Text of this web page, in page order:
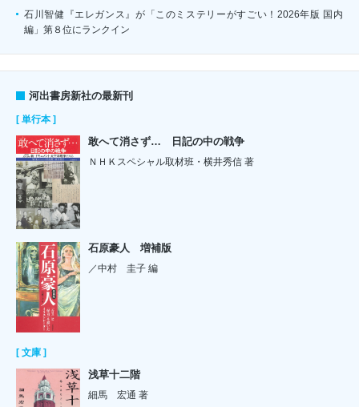
石川智健『エレガンス』が「このミステリーがすごい！2026年版 国内
編」第８位にランクイン
河出書房新社の最新刊
[ 単行本 ]
敢へて消さず… 日記の中の戦争
ＮＨＫスペシャル取材班・横井秀信 著
石原豪人 増補版
／中村 圭子 編
[ 文庫 ]
浅草十二階
細馬 宏通 著